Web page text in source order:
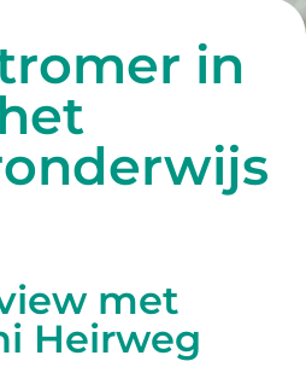
in
het
met
Heirweg